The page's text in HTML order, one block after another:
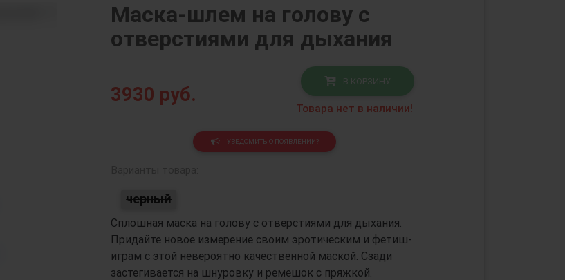
Маска-шлем на голову с
отверстиями для дыхания
3930 руб.
В КОРЗИНУ
Товара нет в наличии!
УВЕДОМИТЬ О ПОЯВЛЕНИИ?
черный
Сплошная маска на голову с отверстиями для дыхания.
Придайте новое измерение своим эротическим и фетиш-
играм с этой невероятно качественной маской. Сзади
застегивается на шнуровку и ремешок с пряжкой.